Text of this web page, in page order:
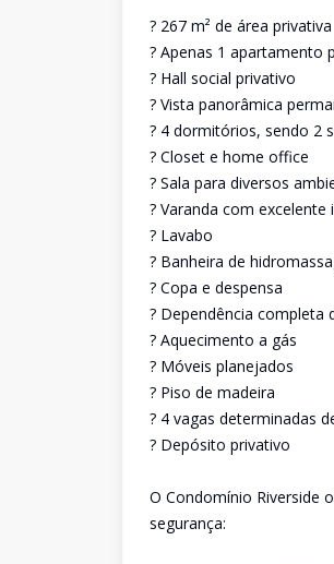
? 267 m² de área privativa
? Apenas 1 apartamento
? Hall social privativo
? Vista panorâmica
? 4 dormitórios, sendo 2
? Closet e home office
? Sala para diversos
? Varanda com
? Lavabo
? Banheira de
? Copa e despensa
? Dependência completa
? Aquecimento a gás
? Móveis planejados
? Piso de madeira
? 4 vagas determinadas
? Depósito privativo
O Condomínio Riverside
segurança: